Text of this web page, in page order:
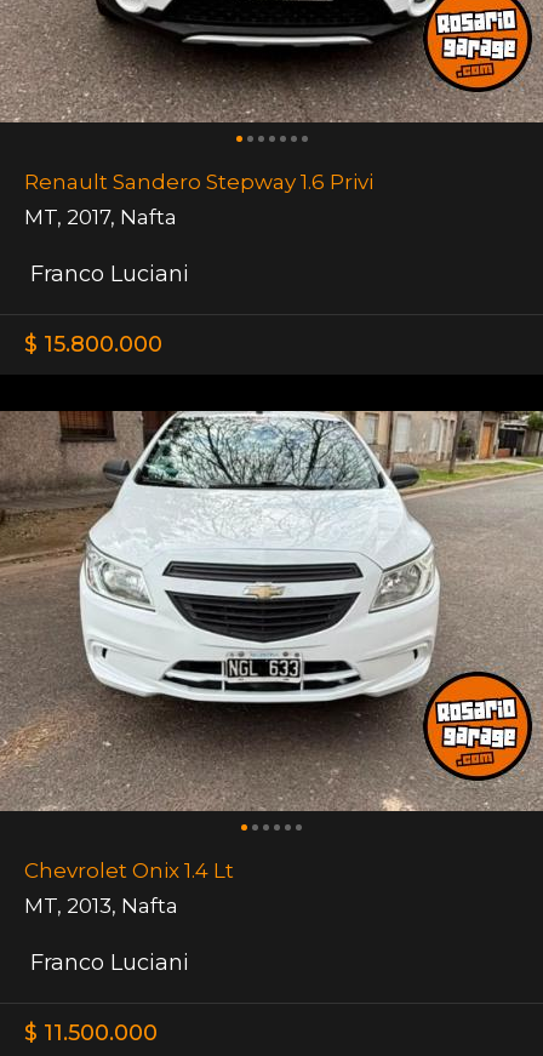
Renault Sandero Stepway 1.6 Privi
MT, 2017, Nafta
Franco Luciani
$ 15.800.000
Chevrolet Onix 1.4 Lt
MT, 2013, Nafta
Franco Luciani
$ 11.500.000